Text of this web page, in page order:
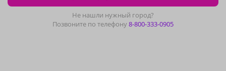
Не нашли нужный город?
Позвоните по телефону8-800-333-0905